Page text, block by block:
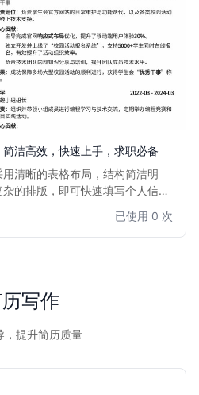
洁高效，快速上手，求职必备
清晰的表格布局，结构简洁明
的排版，即可快速填写个人信
职竞争力。适用于应届毕业生、
简历的大学生求职者。
已使用 0 次
写作
，提升简历质量